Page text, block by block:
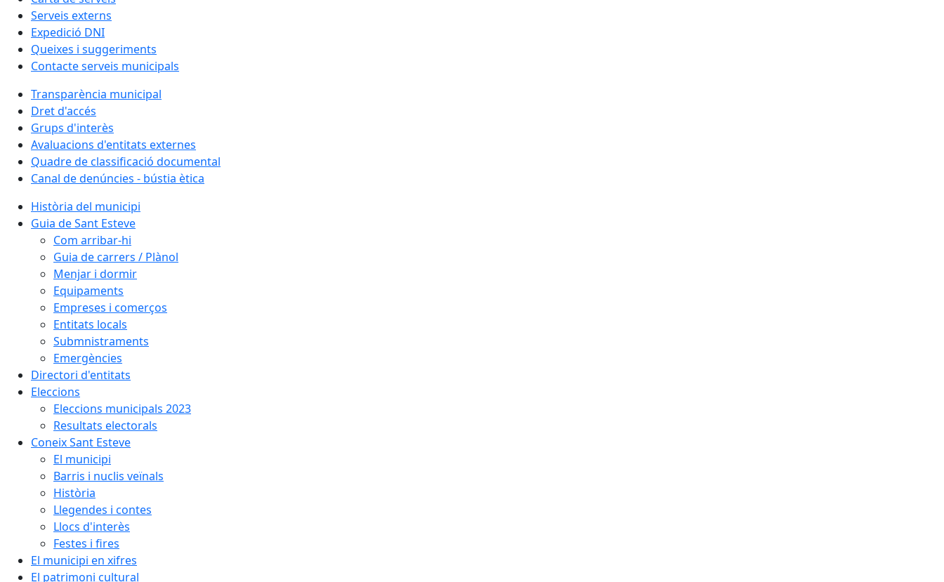
Serveis externs
Expedició DNI
Queixes i suggeriments
Contacte serveis municipals
Transparència municipal
Dret d'accés
Grups d'interès
Avaluacions d'entitats externes
Quadre de classificació documental
Canal de denúncies - bústia ètica
Història del municipi
Guia de Sant Esteve
Com arribar-hi
Guia de carrers / Plànol
Menjar i dormir
Equipaments
Empreses i comerços
Entitats locals
Submnistraments
Emergències
Directori d'entitats
Eleccions
Eleccions municipals 2023
Resultats electorals
Coneix Sant Esteve
El municipi
Barris i nuclis veïnals
Història
Llegendes i contes
Llocs d'interès
Festes i fires
El municipi en xifres
El patrimoni cultural